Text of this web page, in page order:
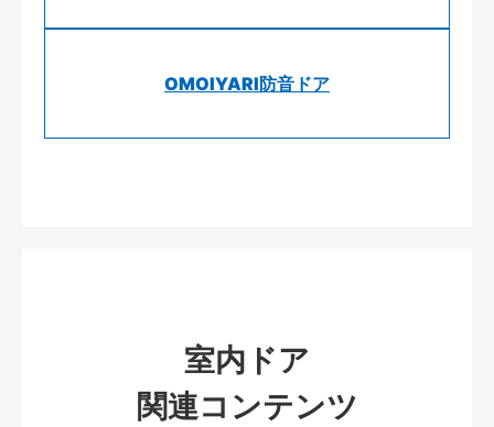
OMOIYARI防音ドア
室内ドア
関連コンテンツ